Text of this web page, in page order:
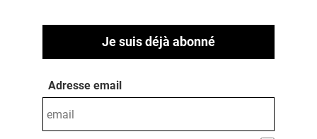
Je suis déjà abonné
Adresse email